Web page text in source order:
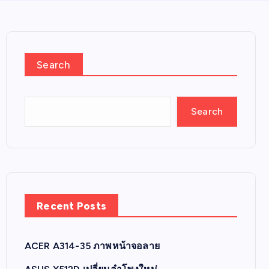
Search
Search
Recent Posts
ACER A314-35 ภาพหน้าจอลาย